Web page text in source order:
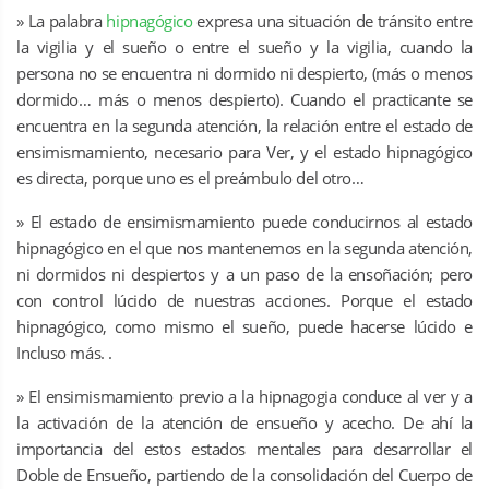
» La palabra hipnagógicoexpresa una situación de tránsito entre
la vigilia y el sueño o entre el sueño y la vigilia, cuando la
persona no se encuentra ni dormido ni despierto, (más o menos
dormido… más o menos despierto). Cuando el practicante se
encuentra en la segunda atención, la relación entre el estado de
ensimismamiento, necesario para Ver, y el estado hipnagógico
es directa, porque uno es el preámbulo del otro…
» El estado de ensimismamiento puede conducirnos al estado
hipnagógico en el que nos mantenemos en la segunda atención,
ni dormidos ni despiertos y a un paso de la ensoñación; pero
con control lúcido de nuestras acciones. Porque el estado
hipnagógico, como mismo el sueño, puede hacerse lúcido e
Incluso más. .
» El ensimismamiento previo a la hipnagogia conduce al ver y a
la activación de la atención de ensueño y acecho. De ahí la
importancia del estos estados mentales para desarrollar el
Doble de Ensueño, partiendo de la consolidación del Cuerpo de